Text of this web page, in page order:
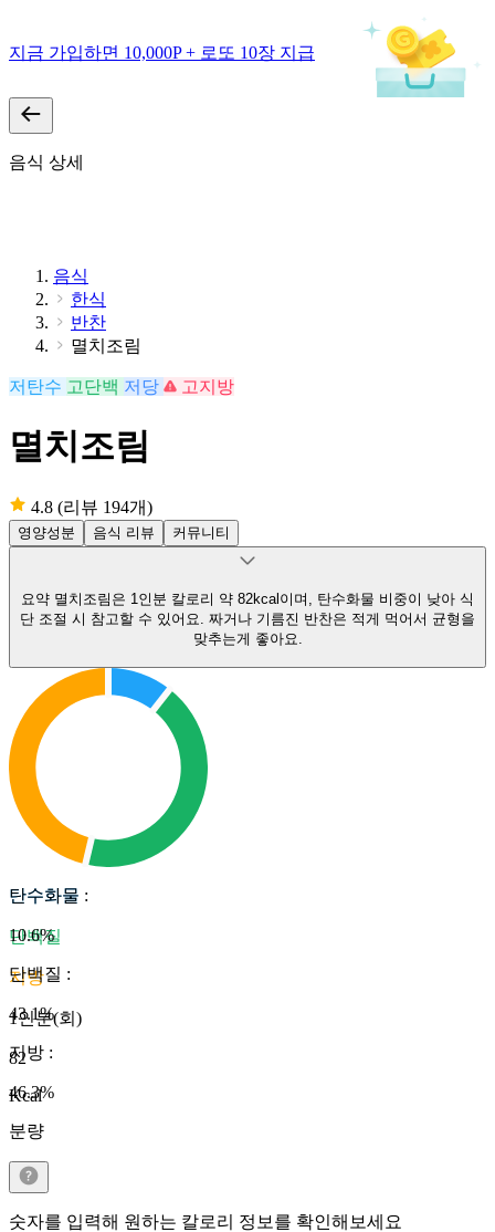
지금 가입하면 10,000P + 로또 10장 지급
음식 상세
음식
한식
반찬
멸치조림
저탄수 고단백 저당 고지방
멸치조림
4.8 (리뷰 194개)
영양성분 음식 리뷰 커뮤니티
요약 멸치조림은 1인분 칼로리 약 82kcal이며, 탄수화물 비중이 낮아 식
단 조절 시 참고할 수 있어요. 짜거나 기름진 반찬은 적게 먹어서 균형을
맞추는게 좋아요.
탄수화물
단백질
지방
1인분(회)
82
Kcal
탄수화물 :
10.6%
단백질 :
43.1%
지방 :
46.3%
분량
숫자를 입력해 원하는 칼로리 정보를 확인해보세요